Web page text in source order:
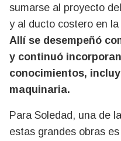
sumarse al proyecto
y al ducto costero en
Allí se desempeñó
y continuó
conocimientos,
maquinaria.
Para Soledad, una de
estas grandes obras